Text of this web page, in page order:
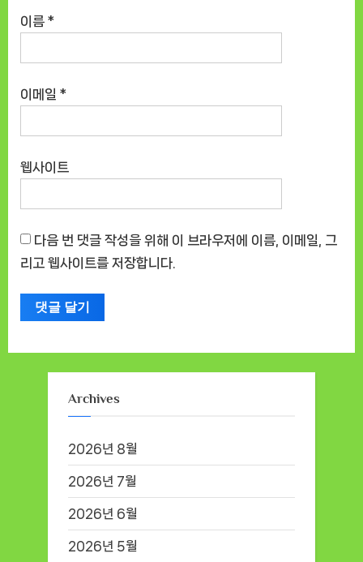
이름 *
이메일 *
웹사이트
다음 번 댓글 작성을 위해 이 브라우저에 이름, 이메일, 그
리고 웹사이트를 저장합니다.
Archives
2026년 8월
2026년 7월
2026년 6월
2026년 5월